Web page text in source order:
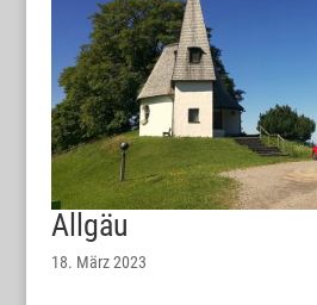
Allgäu
18. März 2023